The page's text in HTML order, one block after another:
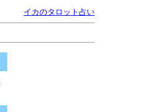
イカのタロット占い